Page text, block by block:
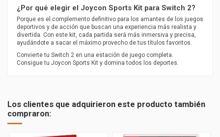
¿Por qué elegir el Joycon Sports Kit para Switch 2?
Porque es el complemento definitivo para los amantes de los juegos
deportivos y de acción que buscan una experiencia más realista y
divertida. Con este kit, cada partida será más inmersiva y precisa,
ayudándote a sacar el máximo provecho de tus títulos favoritos.
Convierte tu Switch 2 en una estación de juego completa.
Consigue tu Joycon Sports Kit y domina todos los deportes.
Los clientes que adquirieron este producto también
compraron: